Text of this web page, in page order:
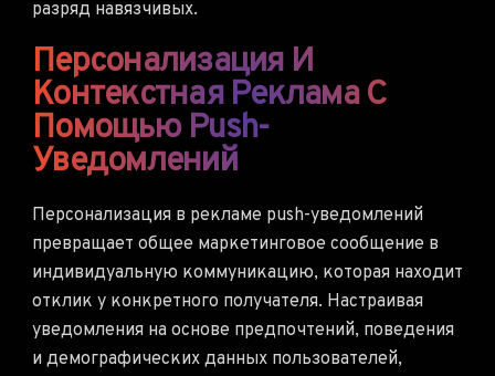
разряд навязчивых.
Персонализация И
Контекстная Реклама С
Помощью Push-
Уведомлений
Персонализация в рекламе push-уведомлений
превращает общее маркетинговое сообщение в
индивидуальную коммуникацию, которая находит
отклик у конкретного получателя. Настраивая
уведомления на основе предпочтений, поведения
и демографических данных пользователей,